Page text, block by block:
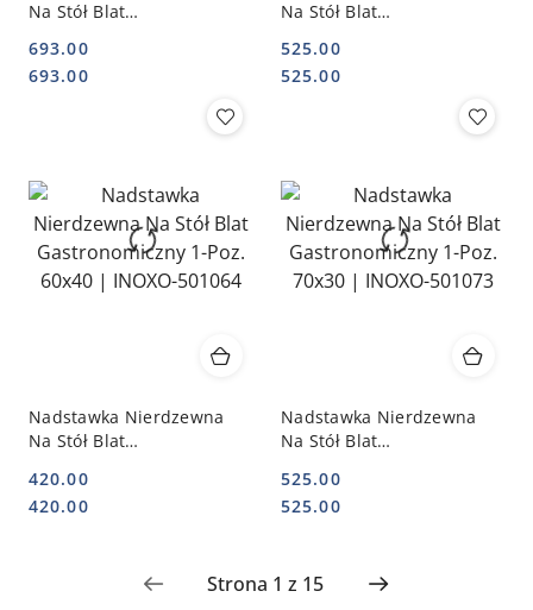
Na Stół Blat
190x40 | INOXO-501194-6
Cena:
693.00
Cena:
693.00
Na Stół Blat
60x30 | INOXO-501063
Cena:
525.00
Cena:
525.00
Nadstawka Nierdzewna
Na Stół Blat
60x40 | INOXO-501064
Cena:
420.00
Cena:
420.00
Nadstawka Nierdzewna
Na Stół Blat
70x30 | INOXO-501073
Cena:
525.00
Cena:
525.00